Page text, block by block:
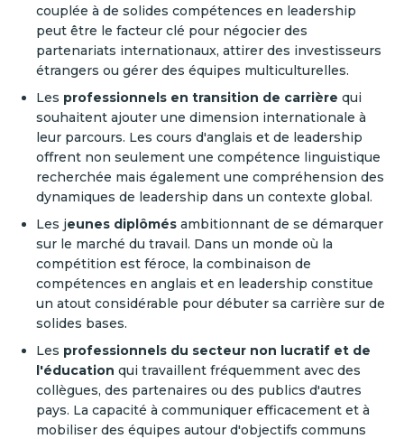
couplée à de solides compétences en leadership
peut être le facteur clé pour négocier des
partenariats internationaux, attirer des investisseurs
étrangers ou gérer des équipes multiculturelles.
Les professionnels en transition de carrière qui
souhaitent ajouter une dimension internationale à
leur parcours. Les cours d'anglais et de leadership
offrent non seulement une compétence linguistique
recherchée mais également une compréhension des
dynamiques de leadership dans un contexte global.
Les jeunes diplômés ambitionnant de se démarquer
sur le marché du travail. Dans un monde où la
compétition est féroce, la combinaison de
compétences en anglais et en leadership constitue
un atout considérable pour débuter sa carrière sur de
solides bases.
Les professionnels du secteur non lucratif et de
l'éducation qui travaillent fréquemment avec des
collègues, des partenaires ou des publics d'autres
pays. La capacité à communiquer efficacement et à
mobiliser des équipes autour d'objectifs communs